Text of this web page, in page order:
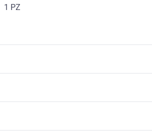
1 PZ